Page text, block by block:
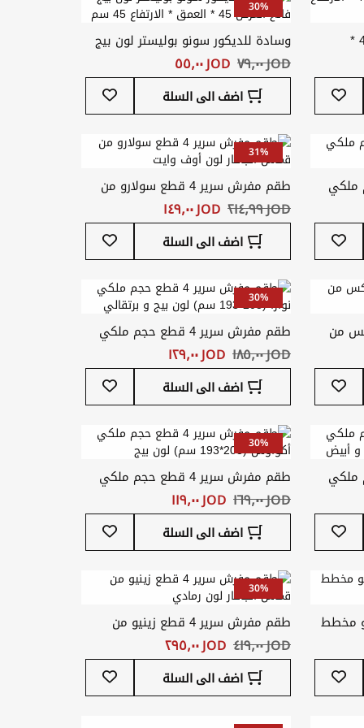
وسادة للديكور ايزاك العرض 45 *
أضف
إلى
قائمة
المفضلة
30%
وسادة للديكور سونو بوليستر لون بيج
سم
JOD ‏٥٥٫٠٠ JOD ‏٧٩٫٠٠
اضف الى السلة أضف
إلى
قائمة
المفضلة
حجم ملكي
أضف
إلى
قائمة
المفضلة
31%
طقم مفرش سرير 4 قطع سولارو من
قماش الجاكار لون أوف وايت
JOD ‏١٤٩٫٠٠ JOD ‏٢١٤٫٩٩
اضف الى السلة أضف
إلى
قائمة
المفضلة
زييكس من
أضف
إلى
قائمة
المفضلة
30%
طقم مفرش سرير 4 قطع حجم ملكي
نوارا (203*193 سم) لون بيج و برتقالي
JOD ‏١٢٩٫٠٠ JOD ‏١٨٥٫٠٠
اضف الى السلة أضف
إلى
قائمة
المفضلة
حجم ملكي
أضف
إلى
قائمة
المفضلة
30%
طقم مفرش سرير 4 قطع حجم ملكي
أكواوس (203*193 سم) لون بيج
JOD ‏١١٩٫٠٠ JOD ‏١٦٩٫٠٠
اضف الى السلة أضف
إلى
قائمة
زينيو مخطط
أضف
إلى
قائمة
30%
طقم مفرش سرير 4 قطع زينيو من
قماش الجاكار لون رمادي
JOD ‏٢٩٥٫٠٠ JOD ‏٤١٩٫٠٠
اضف الى السلة أضف
إلى
قائمة